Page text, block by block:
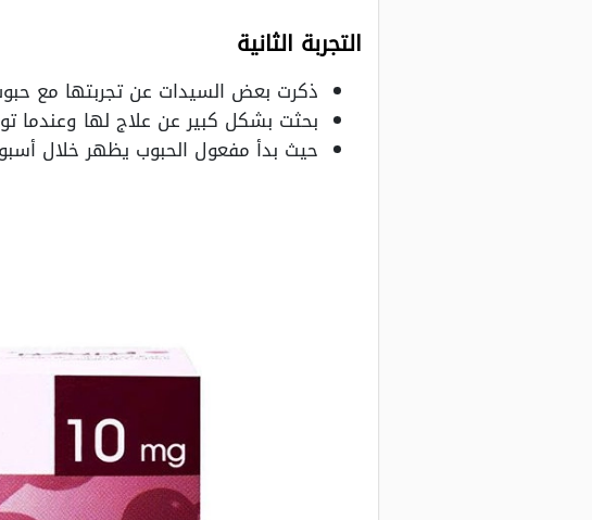
التجربة الثانية
ذكرت بعض السيدات عن تجربتها مع
بحثت بشكل كبير عن علاج لها
حيث بدأ مفعول الحبوب يظهر خلال